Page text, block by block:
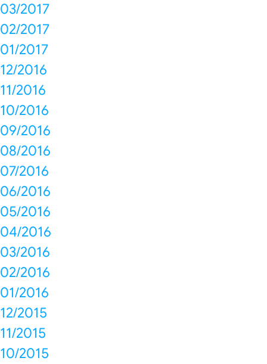
03/2017
02/2017
01/2017
12/2016
11/2016
10/2016
09/2016
08/2016
07/2016
06/2016
05/2016
04/2016
03/2016
02/2016
01/2016
12/2015
11/2015
10/2015